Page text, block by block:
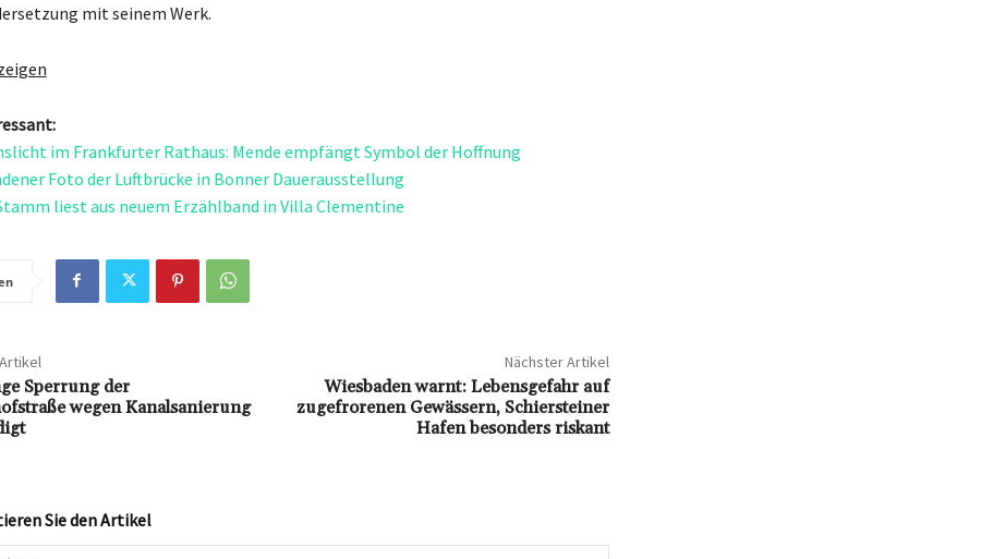
mit seinem Werk.
im Frankfurter Rathaus: Mende empfängt Symbol der Hoffnung
Foto der Luftbrücke in Bonner Dauerausstellung
liest aus neuem Erzählband in Villa Clementine
Sperrung der
wegen Kanalsanierung
Nächster Artikel
Wiesbaden warnt: Lebensgefahr auf
zugefrorenen Gewässern, Schiersteiner
Hafen besonders riskant
Sie den Artikel